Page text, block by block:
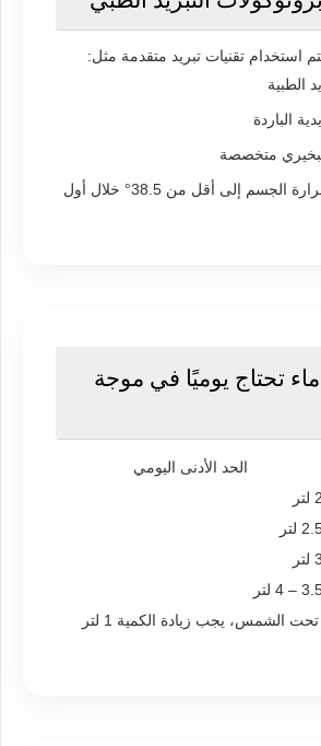
استخدام تقنيات تبريد متقدمة مثل:
الطبية
الباردة
تبخيري متخصصة
الهدف هو خفض حرارة الجسم إلى أقل من 38.5° خلال أول
تحتاج يوميًا في موجة
الحد الأدنى اليومي
2 لتر
لتر
3 لتر
– 4 لتر
⚠️ في حال العمل تحت الشمس، يجب زيادة الكمية 1 لتر